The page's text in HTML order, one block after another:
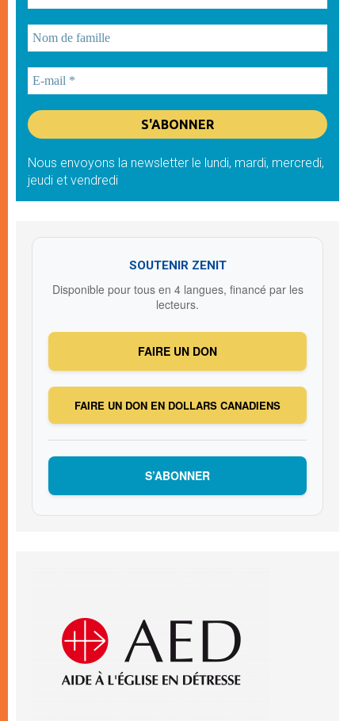
Nous envoyons la newsletter le lundi, mardi, mercredi,
jeudi et vendredi
SOUTENIR ZENIT
Disponible pour tous en 4 langues, financé par les
lecteurs.
FAIRE UN DON
FAIRE UN DON EN DOLLARS CANADIENS
S’ABONNER